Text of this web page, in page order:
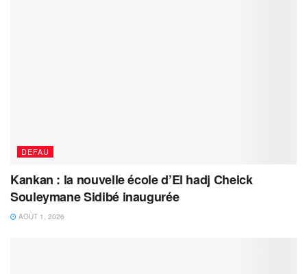
DEFAU
Kankan : la nouvelle école d’El hadj Cheick
Souleymane Sidibé inaugurée
AOÛT 1, 2026